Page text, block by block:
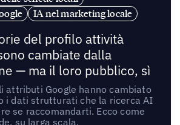
IA nel marketing locale
del profilo attività
cambiate dalla
— ma il loro pubblico, sì
attributi Google hanno cambiato
i dati strutturati che la ricerca AI
se raccomandarti. Ecco come
su larga scala.